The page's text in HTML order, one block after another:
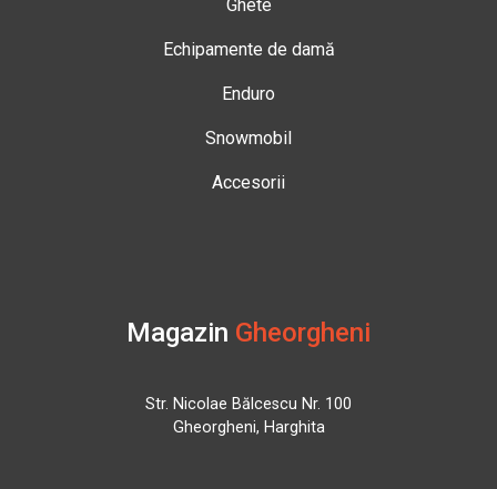
Ghete
Echipamente de damă
Enduro
Snowmobil
Accesorii
Magazin Gheorgheni
Str. Nicolae Bălcescu Nr. 100
Gheorgheni, Harghita